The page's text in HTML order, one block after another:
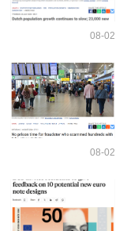
08-02
08-02